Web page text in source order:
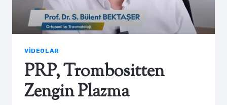
VIDEOLAR
PRP, Trombositten
Zengin Plazma